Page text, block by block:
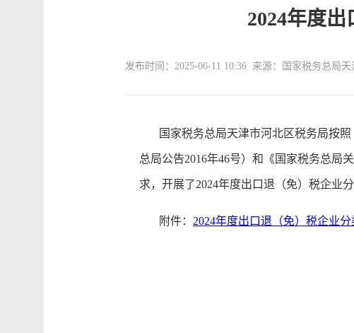
2024年度
发布时间：2025-06-11 10:36 来源：国家税务总局
国家税务总局天津市河北区税务局按照
总局公告2016年46号）和《国家税务总局
求，开展了2024年度出口退（免）税企业
附件： 2024年度出口退（免）税企业